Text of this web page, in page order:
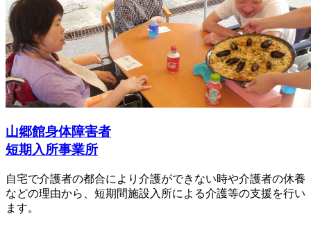
山郷館身体障害者
短期入所事業所
自宅で介護者の都合により介護ができない時や介護者の休養
などの理由から、短期間施設入所による介護等の支援を行い
ます。